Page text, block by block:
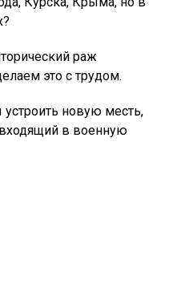
раж
это с трудом.
новую месть,
в военную